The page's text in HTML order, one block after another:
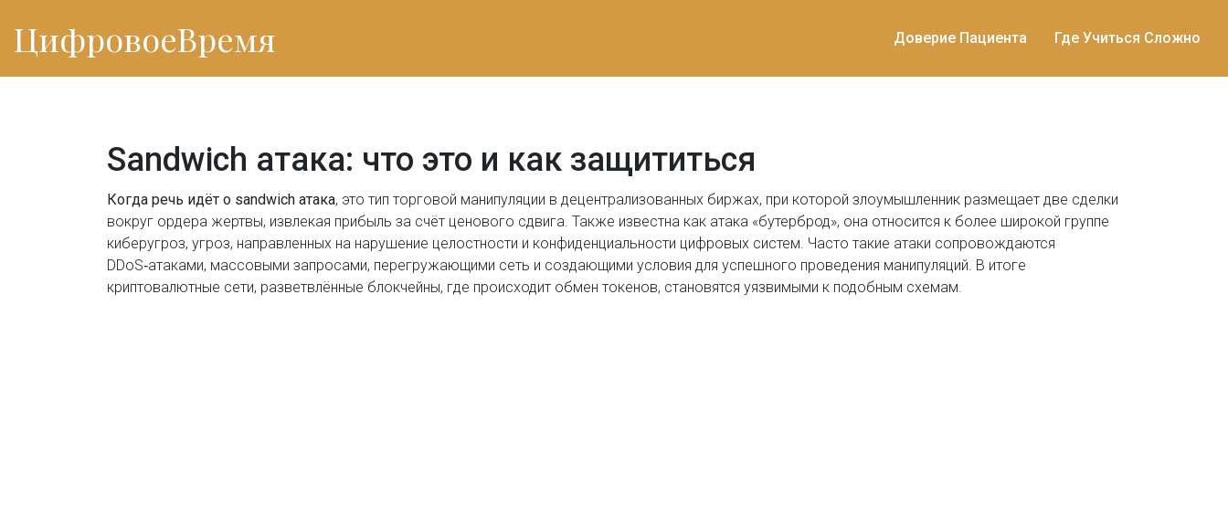
ЦифровоеВремя Доверие Пациента Где Учиться Сложно
Sandwich атака: что это и как защититься
Когда речь идёт о sandwich атака, это тип торговой манипуляции в децентрализованных биржах, при которой злоумышленник размещает две сделки
вокруг ордера жертвы, извлекая прибыль за счёт ценового сдвига. Также известна как атака «бутерброд», она относится к более широкой группе
киберугроз, угроз, направленных на нарушение целостности и конфиденциальности цифровых систем. Часто такие атаки сопровождаются
DDoS‑атаками, массовыми запросами, перегружающими сеть и создающими условия для успешного проведения манипуляций. В итоге
криптовалютные сети, разветвлённые блокчейны, где происходит обмен токенов, становятся уязвимыми к подобным схемам.